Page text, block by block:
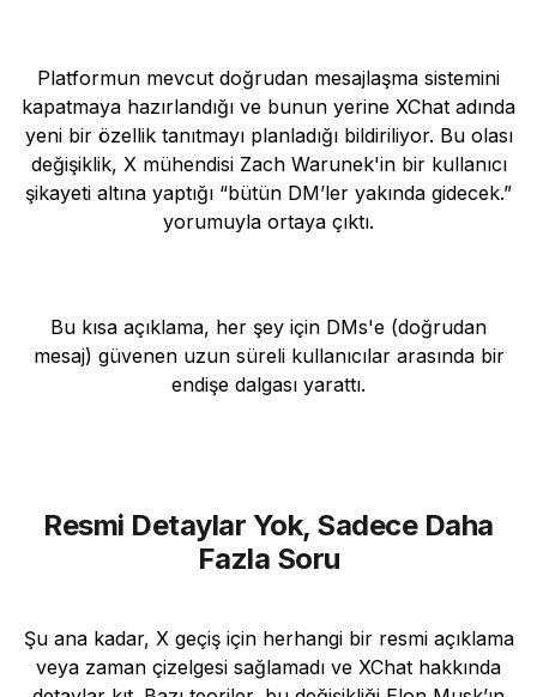
Platformun mevcut doğrudan mesajlaşma sistemini
kapatmaya hazırlandığı ve bunun yerine XChat adında
yeni bir özellik tanıtmayı planladığı bildiriliyor. Bu olası
değişiklik, X mühendisi Zach Warunek'in bir kullanıcı
şikayeti altına yaptığı “bütün DM’ler yakında gidecek.”
yorumuyla ortaya çıktı.
Bu kısa açıklama, her şey için DMs'e (doğrudan
mesaj) güvenen uzun süreli kullanıcılar arasında bir
endişe dalgası yarattı.
Resmi Detaylar Yok, Sadece Daha
Fazla Soru
Şu ana kadar, X geçiş için herhangi bir resmi açıklama
veya zaman çizelgesi sağlamadı ve XChat hakkında